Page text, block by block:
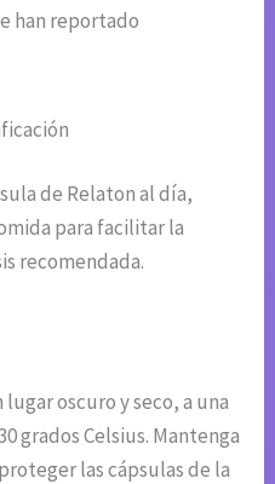
han reportado
de Relaton al día,
para facilitar la
recomendada.
oscuro y seco, a una
grados Celsius. Mantenga
las cápsulas de la